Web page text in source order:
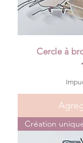
Cercle à
Création